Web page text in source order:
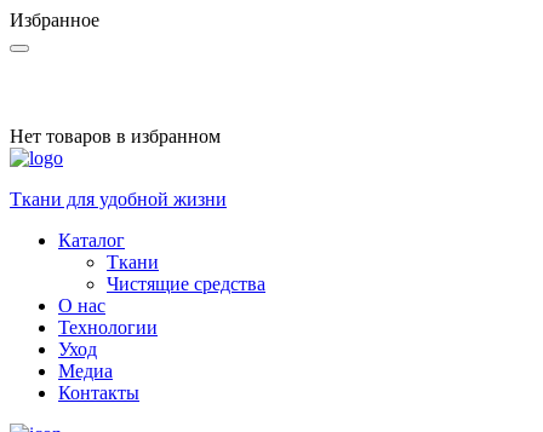
Избранное
Нет товаров в избранном
Ткани для удобной жизни
Каталог
Ткани
Чистящие средства
О нас
Технологии
Уход
Медиа
Контакты